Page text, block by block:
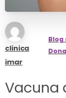
clinica
imar
Blog
Vacuna